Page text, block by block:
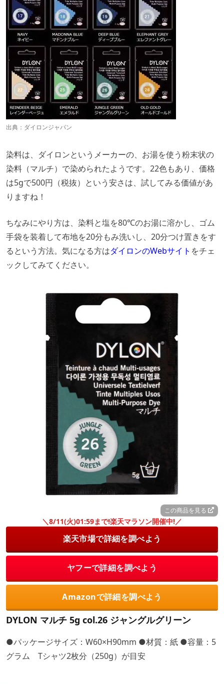
出典： ダイロンジャパン
染料は、ダイロンというメーカーの、お湯を使う粉末状の
染料（マルチ）で染められたようです。22色もあり、価格
は5gで500円（税抜）という安さは、試してみる価値があ
りますね！
ちなみにやり方は、染料と塩を80℃のお湯に溶かし、ゴム
手袋を装着して布地を20分もみ洗いし、20分つけ置きをす
るという方法。気になる方はダイロンのWebサイト をチェ
ックしてみてください。
この商品を見る
＼8/11(火)01:59まで!楽天マラソン開催中!／
楽天市場で詳細を調べよう
ヤフーで詳細を調べよう
Amazonで詳細を調べよう
DYLON マルチ 5g col.26 ジャングルグリーン
●パッケージサイズ：W60×H90mm ●材質：紙 ●容量：5
グラム Tシャツ2枚分（250g）が目安